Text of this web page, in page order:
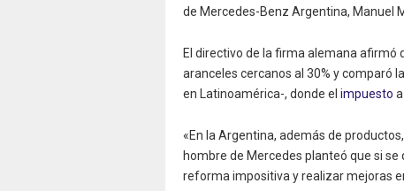
de Mercedes-Benz Argentina, Manuel
El directivo de la firma alemana
aranceles cercanos al 30% y comparó
en Latinoamérica-, donde el impuesto
«En la Argentina, además de
hombre de Mercedes planteó que si
reforma impositiva y realizar mejoras